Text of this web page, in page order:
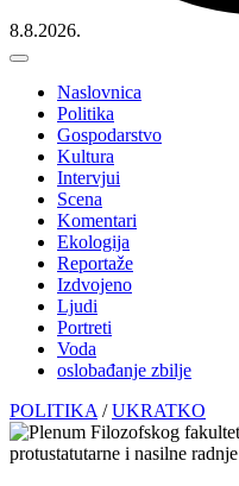
8.8.2026.
Naslovnica
Politika
Gospodarstvo
Kultura
Intervjui
Scena
Komentari
Ekologija
Reportaže
Izdvojeno
Ljudi
Portreti
Voda
oslobađanje zbilje
POLITIKA /UKRATKO